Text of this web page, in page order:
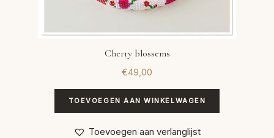
Cherry blossems
€49,00
TOEVOEGEN AAN WINKELWAGEN
Toevoegen aan verlanglijst